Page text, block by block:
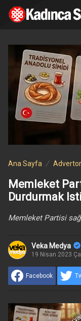
Ana Sayfa
Memleket
Durdurmak
Memleket Partisi
Veka Medya
19 Nisan 2023
Facebook